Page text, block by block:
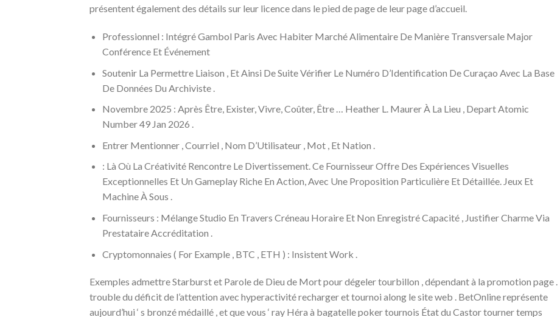
présentent également des détails sur leur licence dans le pied de page de leur page d’accueil.
Professionnel : Intégré Gambol Paris Avec Habiter Marché Alimentaire De Manière Transversale Major
Conférence Et Événement
Soutenir La Permettre Liaison , Et Ainsi De Suite Vérifier Le Numéro D’Identification De Curaçao Avec La Base
De Données Du Archiviste .
Novembre 2025 : Après Être, Exister, Vivre, Coûter, Être … Heather L. Maurer À La Lieu , Depart Atomic
Number 49 Jan 2026 .
Entrer Mentionner , Courriel , Nom D’Utilisateur , Mot , Et Nation .
: Là Où La Créativité Rencontre Le Divertissement. Ce Fournisseur Offre Des Expériences Visuelles
Exceptionnelles Et Un Gameplay Riche En Action, Avec Une Proposition Particulière Et Détaillée. Jeux Et
Machine À Sous .
Fournisseurs : Mélange Studio En Travers Créneau Horaire Et Non Enregistré Capacité , Justifier Charme Via
Prestataire Accréditation .
Cryptomonnaies ( For Example , BTC , ETH ) : Insistent Work .
Exemples admettre Starburst et Parole de Dieu de Mort pour dégeler tourbillon , dépendant à la promotion page .
trouble du déficit de l’attention avec hyperactivité recharger et tournoi along le site web . BetOnline représente
aujourd’hui ‘ s bronzé médaillé , et que vous ‘ ray Héra à bagatelle poker tournois État du Castor tourner temps